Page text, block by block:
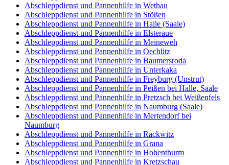
Abschleppdienst und Pannenhilfe in Wethau
Abschleppdienst und Pannenhilfe in Stößen
Abschleppdienst und Pannenhilfe in Halle (Saale)
Abschleppdienst und Pannenhilfe in Elsteraue
Abschleppdienst und Pannenhilfe in Meineweh
Abschleppdienst und Pannenhilfe in Oechlitz
Abschleppdienst und Pannenhilfe in Baumersroda
Abschleppdienst und Pannenhilfe in Unterkaka
Abschleppdienst und Pannenhilfe in Freyburg (Unstrut)
Abschleppdienst und Pannenhilfe in Peißen bei Halle, Saale
Abschleppdienst und Pannenhilfe in Pretzsch bei Weißenfels
Abschleppdienst und Pannenhilfe in Naumburg (Saale)
Abschleppdienst und Pannenhilfe in Mertendorf bei
Naumburg
Abschleppdienst und Pannenhilfe in Rackwitz
Abschleppdienst und Pannenhilfe in Grana
Abschleppdienst und Pannenhilfe in Hohenthurm
Abschleppdienst und Pannenhilfe in Kretzschau